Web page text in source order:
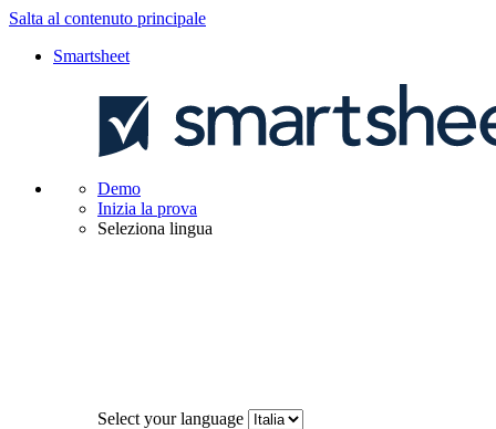
Salta al contenuto principale
Smartsheet
Demo
Inizia la prova
Seleziona lingua
Select your language